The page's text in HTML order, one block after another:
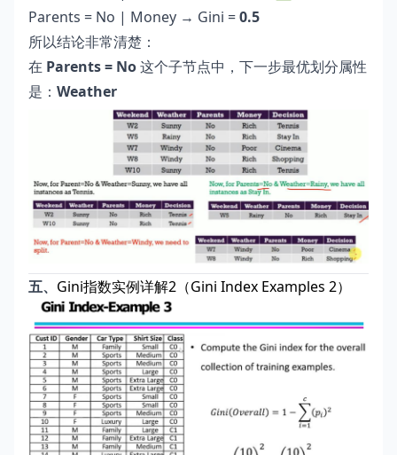
Parents = No | Money → Gini =0.5
所以结论非常清楚：
在 Parents = No这个子节点中，下一步最优划分属性
是： Weather
五、 Gini指数实例详解2（Gini Index Examples 2）